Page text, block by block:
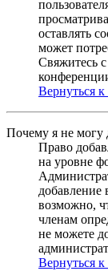
оставлять
может
Свяжитесь
Вернуться к
Почему я не могу
Право
на уровне
возможно,
членам
не можете
Вернуться к